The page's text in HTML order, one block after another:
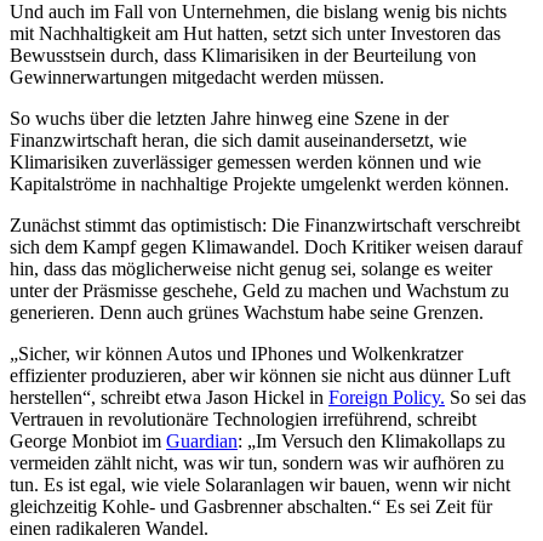
Und auch im Fall von Unternehmen, die bislang wenig bis nichts
mit Nachhaltigkeit am Hut hatten, setzt sich unter Investoren das
Bewusstsein durch, dass Klimarisiken in der Beurteilung von
Gewinnerwartungen mitgedacht werden müssen.
So wuchs über die letzten Jahre hinweg eine Szene in der
Finanzwirtschaft heran, die sich damit auseinandersetzt, wie
Klimarisiken zuverlässiger gemessen werden können und wie
Kapitalströme in nachhaltige Projekte umgelenkt werden können.
Zunächst stimmt das optimistisch: Die Finanzwirtschaft verschreibt
sich dem Kampf gegen Klimawandel. Doch Kritiker weisen darauf
hin, dass das möglicherweise nicht genug sei, solange es weiter
unter der Präsmisse geschehe, Geld zu machen und Wachstum zu
generieren. Denn auch grünes Wachstum habe seine Grenzen.
„Sicher, wir können Autos und IPhones und Wolkenkratzer
effizienter produzieren, aber wir können sie nicht aus dünner Luft
herstellen“, schreibt etwa Jason Hickel in Foreign Policy. So sei das
Vertrauen in revolutionäre Technologien irreführend, schreibt
George Monbiot im Guardian: „Im Versuch den Klimakollaps zu
vermeiden zählt nicht, was wir tun, sondern was wir aufhören zu
tun. Es ist egal, wie viele Solaranlagen wir bauen, wenn wir nicht
gleichzeitig Kohle- und Gasbrenner abschalten.“ Es sei Zeit für
einen radikaleren Wandel.